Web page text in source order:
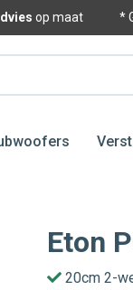
op maat *
Eton
20cm 2-